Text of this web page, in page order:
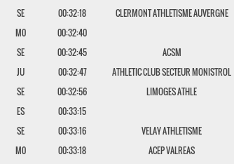
SE 00:32:18 CLERMONT ATHLETISME AUVERGNE
M0
00:32:40
SE 00:32:45
ACSM
JU 00:32:47
ATHLETIC CLUB SECTEUR MONISTROL
SE 00:32:56 LIMOGES ATHLE
ES 00:33:15
SE 00:33:16
VELAY ATHLETISME
M0 00:33:18
ACEP VALREAS